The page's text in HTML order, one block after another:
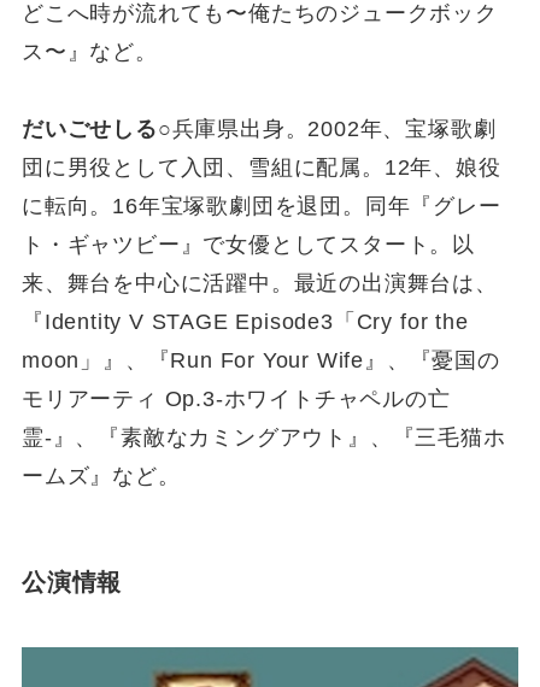
どこへ時が流れても〜俺たちのジュークボック
ス〜』など。
だいごせしる○兵庫県出身。2002年、宝塚歌劇
団に男役として入団、雪組に配属。12年、娘役
に転向。16年宝塚歌劇団を退団。同年『グレー
ト・ギャツビー』で女優としてスタート。以
来、舞台を中心に活躍中。最近の出演舞台は、
『Identity V STAGE Episode3「Cry for the
moon」』、『Run For Your Wife』、『憂国の
モリアーティ Op.3-ホワイトチャペルの亡
霊-』、『素敵なカミングアウト』、『三毛猫ホ
ームズ』など。
公演情報